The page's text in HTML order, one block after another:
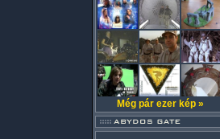
Még pár ezer kép »